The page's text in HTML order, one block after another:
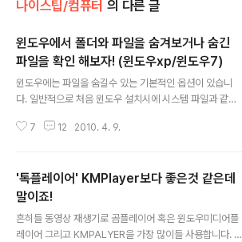
나이스팁/컴퓨터 의 다른 글
윈도우에서 폴더와 파일을 숨겨보거나 숨긴
파일을 확인 해보자! (윈도우xp/윈도우7)
윈도우에는 파일을 숨길수 있는 기본적인 옵션이 있습니
다. 일반적으로 처음 윈도우 설치시에 시스템 파일과 같은
다. 이를 확인하는 방법은 어렵지 않습니다. 윈도우XP의
혹은 반대로 해제하면 감춰지겠죠! 윈도우7도 역시 마찬가
지입니다. 내컴퓨터나 탐색기를 실행 시킵니다. (윈도우키
+ E) 을 눌러도 됩니다. 왼쪽에 보면 구성이 있습니다. 클릭
하시면 아래처럼 폴더 및 검색 옵션이 나옵니다. 폴더 및 검
7 12 2010. 4. 9.
'톡플레이어' KMPlayer보다 좋은것 같은데
말이죠!
흔히들 동영상 재생기로 곰플레이어 혹은 윈도우미디어플
레이어 그리고 KMPALYER을 가장 많이들 사용합니다. 저